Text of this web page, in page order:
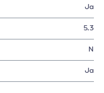
Ja
5.3
N
Ja